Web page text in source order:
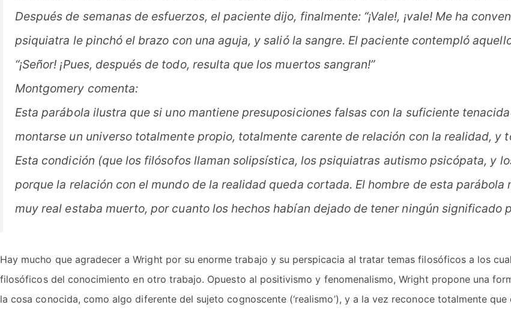
Después de semanas de esfuerzos, el paciente dijo, finalmente: “¡Vale!, ¡vale! Me ha
psiquiatra le pinchó el brazo con una aguja, y salió la sangre. El paciente contempló
“¡Señor! ¡Pues, después de todo, resulta que los muertos sangran!”
Montgomery comenta:
Esta parábola ilustra que si uno mantiene presuposiciones falsas con la suficiente
montarse un universo totalmente propio, totalmente carente de relación con la realidad, y
Esta condición (que los filósofos llaman solipsística, los psiquiatras autismo psicópata, y
porque la relación con el mundo de la realidad queda cortada. El hombre de esta
muy real estaba muerto, por cuanto los hechos habían dejado de tener ningún significado
Hay mucho que agradecer a Wright por su enorme trabajo y su perspicacia al tratar temas filosóficos a los
filosóficos del conocimiento en otro trabajo. Opuesto al positivismo y fenomenalismo, Wright propone una
la cosa conocida, como algo diferente del sujeto cognoscente (‘realismo’), y a la vez reconoce totalmente